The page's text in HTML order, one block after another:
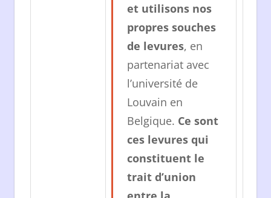
et utilisons nos
propres souches
de levures, en
partenariat avec
l’université de
Louvain en
Belgique. Ce sont
ces levures qui
constituent le
trait d’union